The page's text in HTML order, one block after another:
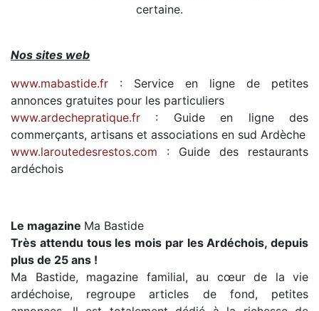
certaine.
Nos sites web
www.mabastide.fr : Service en ligne de petites
annonces gratuites pour les particuliers
www.ardechepratique.fr : Guide en ligne des
commerçants, artisans et associations en sud Ardèche
www.laroutedesrestos.com : Guide des restaurants
ardéchois
Le magazine Ma Bastide
Très attendu tous les mois par lesArdéchois, depuis
plus de 25 ans !
Ma Bastide, magazine familial, au cœur de la vie
ardéchoise, regroupe articles de fond, petites